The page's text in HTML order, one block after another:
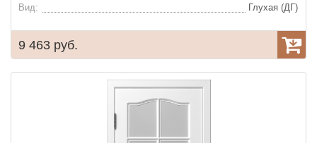
Вид:
Глухая (ДГ)
9 463 руб.